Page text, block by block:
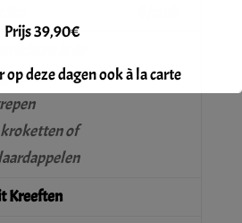
kroketten of
Kreeften
Prijs 39,90€
deze dagen ook à la carte
worden.
gewenst.